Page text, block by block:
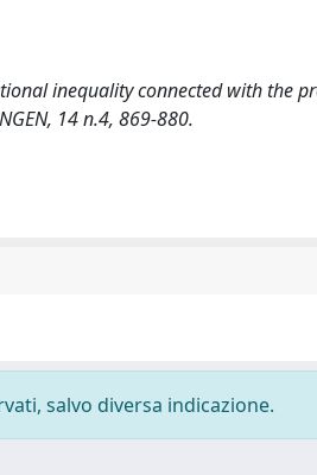
inequality connected with the
14 n.4, 869-880.
salvo diversa indicazione.